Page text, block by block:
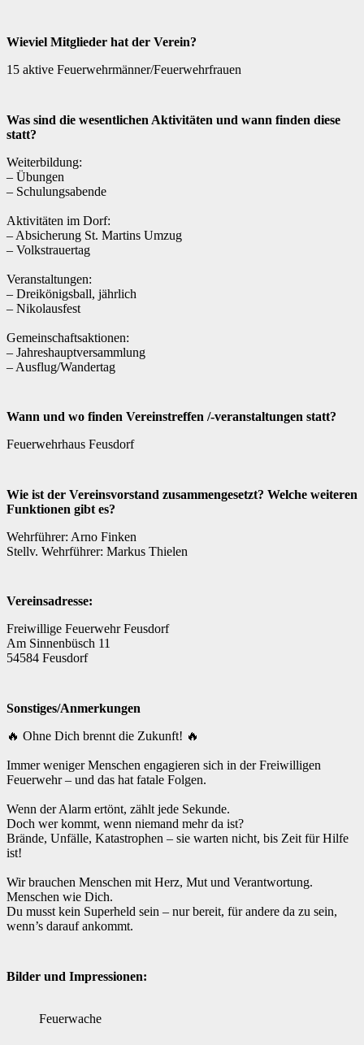
Wieviel Mitglieder hat der Verein?
15 aktive Feuerwehrmänner/Feuerwehrfrauen
Was sind die wesentlichen Aktivitäten und wann finden diese
statt?
Weiterbildung:
– Übungen
– Schulungsabende
Aktivitäten im Dorf:
– Absicherung St. Martins Umzug
– Volkstrauertag
Veranstaltungen:
– Dreikönigsball, jährlich
– Nikolausfest
Gemeinschaftsaktionen:
– Jahreshauptversammlung
– Ausflug/Wandertag
Wann und wo finden Vereinstreffen /-veranstaltungen statt?
Feuerwehrhaus Feusdorf
Wie ist der Vereinsvorstand zusammengesetzt? Welche weiteren
Funktionen gibt es?
Wehrführer: Arno Finken
Stellv. Wehrführer: Markus Thielen
Vereinsadresse:
Freiwillige Feuerwehr Feusdorf
Am Sinnenbüsch 11
54584 Feusdorf
Sonstiges/Anmerkungen
🔥 Ohne Dich brennt die Zukunft! 🔥
Immer weniger Menschen engagieren sich in der Freiwilligen
Feuerwehr – und das hat fatale Folgen.
Wenn der Alarm ertönt, zählt jede Sekunde.
Doch wer kommt, wenn niemand mehr da ist?
Brände, Unfälle, Katastrophen – sie warten nicht, bis Zeit für Hilfe
ist!
Wir brauchen Menschen mit Herz, Mut und Verantwortung.
Menschen wie Dich.
Du musst kein Superheld sein – nur bereit, für andere da zu sein,
wenn’s darauf ankommt.
Bilder und Impressionen:
Feuerwache